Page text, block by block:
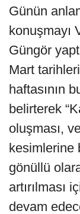
Günün
konuşmayı
Güngör
Mart
haftasının
belirterek
oluşması,
kesimlerine
gönüllü
artırılması
devam